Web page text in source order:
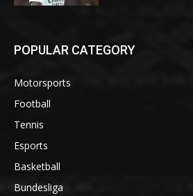
POPULAR CATEGORY
Motorsports
Football
Tennis
Esports
Basketball
Bundesliga